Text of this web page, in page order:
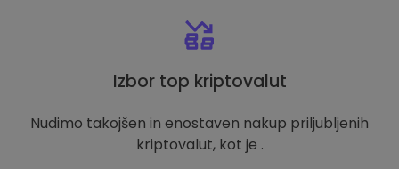
Izbor top kriptovalut
Nudimo takojšen in enostaven nakup priljubljenih
kriptovalut, kot je .